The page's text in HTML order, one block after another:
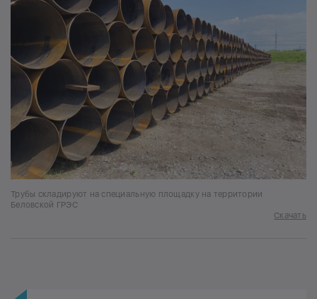
Трубы складируют на специальную площадку на территории
Беловской ГРЭС
Скачать